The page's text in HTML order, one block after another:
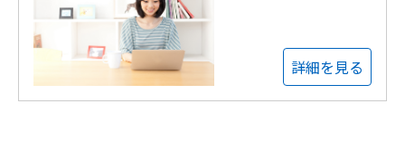
詳細を見る